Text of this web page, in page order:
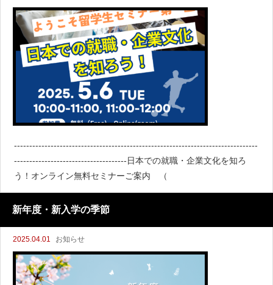
--------------------------------------------------------------------------------
-------------------------------------日本での就職・企業文化を知ろ
う！オンライン無料セミナーご案内 （
新年度・新入学の季節
2025.04.01 お知らせ